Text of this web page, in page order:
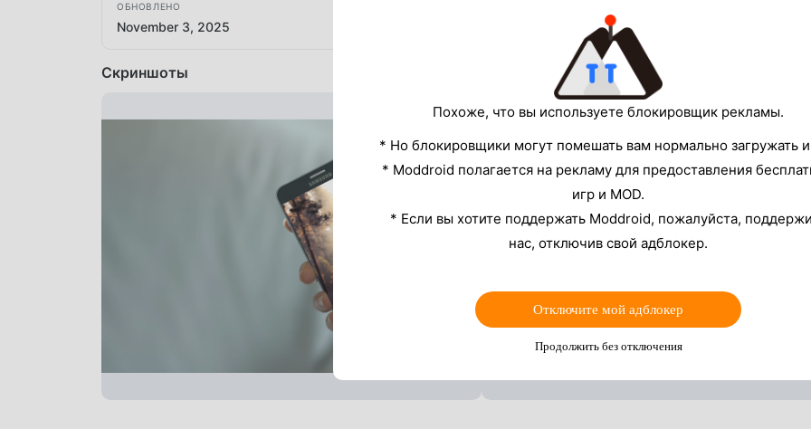
ОБНОВЛЕНО
November 3, 2025
Скриншоты
Похоже, что вы используете блокировщик рекламы.
* Но блокировщики могут помешать вам нормально загружать
* Moddroid полагается на рекламу для предоставления
игр и MOD.
* Если вы хотите поддержать Moddroid, пожалуйста,
нас, отключив свой адблокер.
Отключите мой адблокер
Продолжить без отключения